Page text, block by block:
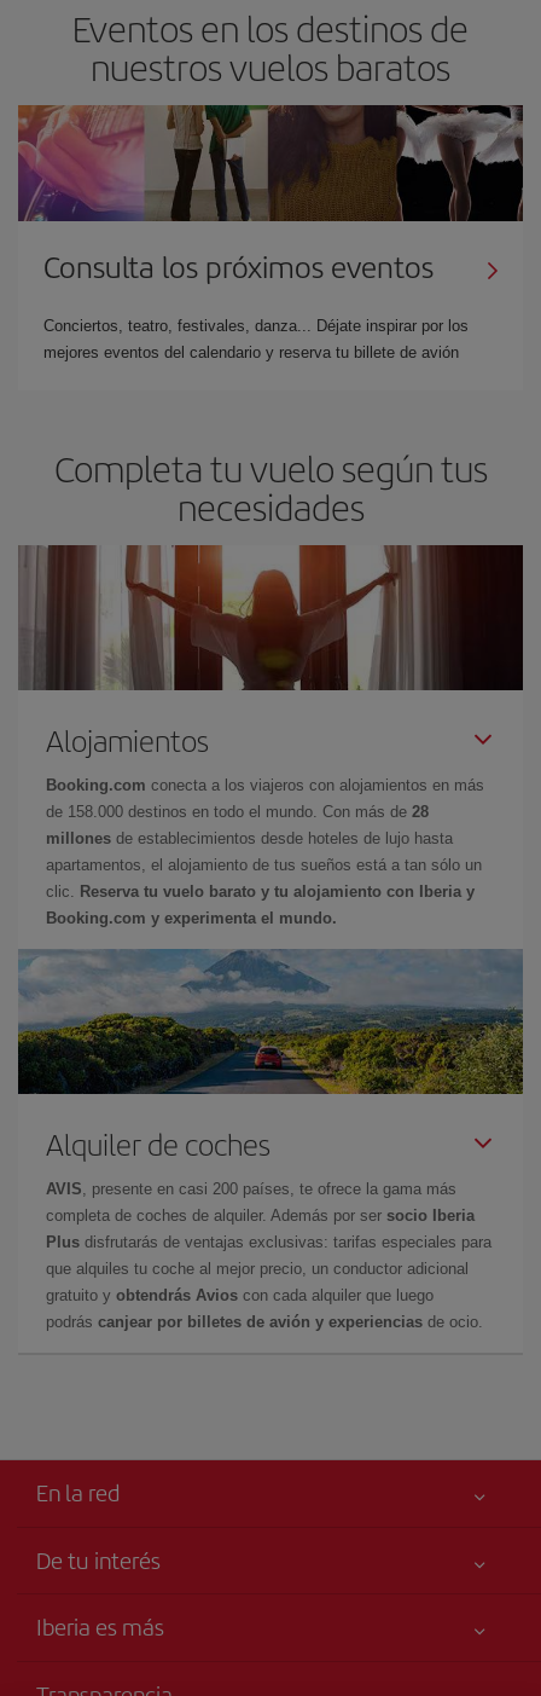
Eventos en los destinos de
nuestros vuelos baratos
Consulta los próximos eventos
Conciertos, teatro, festivales, danza... Déjate inspirar por los
mejores eventos del calendario y reserva tu billete de avión
Completa tu vuelo según tus
necesidades
Alojamientos
Booking.com conecta a los viajeros con alojamientos en más
de 158.000 destinos en todo el mundo. Con más de 28
millones de establecimientos desde hoteles de lujo hasta
apartamentos, el alojamiento de tus sueños está a tan sólo un
clic.
Reserva tu vuelo barato y tu alojamiento con Iberia y
Booking.com y experimenta el mundo.
Alquiler de coches
AVIS , presente en casi 200 países, te ofrece la gama más
completa de coches de alquiler. Además por ser socio Iberia
Plus disfrutarás de ventajas exclusivas: tarifas especiales para
que alquiles tu coche al mejor precio, un conductor adicional
gratuito y obtendrás Avios con cada alquiler que luego
podrás canjear por billetes de avión y experiencias de ocio.
En la red
De tu interés
Accesibilidad
Iberia es más